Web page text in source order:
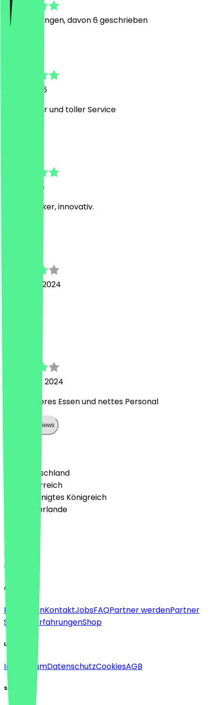
19Bewertungen, davon 6 geschrieben
10. Juli 2026
Sehr lecker und toller Service
6. Juli 2025
Fancy, lecker, innovativ.
31. August 2024
28. August 2024
Sehr leckeres Essen und nettes Personal
Show all reviews
🇩🇪 Deutschland
🇦🇹 Österreich
🇬🇧 Vereinigtes Königreich
🇳🇱 Niederlande
Deutsch
English
About
Für FirmenKontaktJobsFAQPartner werdenPartner
Support
ErfahrungenShop
Legal
ImpressumDatenschutzCookiesAGB
Social